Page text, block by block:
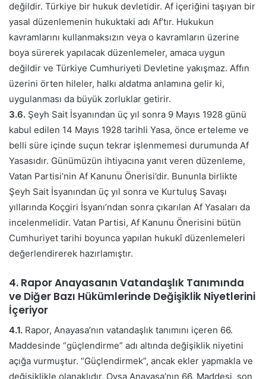
değildir. Türkiye bir hukuk devletidir. Af içeriğini taşıyan bir
yasal düzenlemenin hukuktaki adı Af’tır. Hukukun
kavramlarını kullanmaksızın veya o kavramların üzerine
boya sürerek yapılacak düzenlemeler, amaca uygun
değildir ve Türkiye Cumhuriyeti Devletine yakışmaz. Affın
üzerini örten hileler, halkı aldatma anlamına gelir ki,
uygulanması da büyük zorluklar getirir.
3.6. Şeyh Sait İsyanından üç yıl sonra 9 Mayıs 1928 günü
kabul edilen 14 Mayıs 1928 tarihli Yasa, önce erteleme ve
belli süre içinde suçun tekrar işlenmemesi durumunda Af
Yasasıdır. Günümüzün ihtiyacına yanıt veren düzenleme,
Vatan Partisi’nin Af Kanunu Önerisi’dir. Bununla birlikte
Şeyh Sait İsyanından üç yıl sonra ve Kurtuluş Savaşı
yıllarında Koçgiri İsyanı’ndan sonra çıkarılan Af Yasaları da
incelenmelidir. Vatan Partisi, Af Kanunu Önerisini bütün
Cumhuriyet tarihi boyunca yapılan hukukî düzenlemeleri
değerlendirerek hazırlamıştır.
4. Rapor Anayasanın Vatandaşlık Tanımında
ve Diğer Bazı Hükümlerinde Değişiklik Niyetlerini
İçeriyor
4.1. Rapor, Anayasa’nın vatandaşlık tanımını içeren 66.
Maddesinde “güçlendirme” adı altında değişiklik niyetini
açığa vurmuştur. “Güçlendirmek”, ancak ekler yapmakla ve
değişiklikle olanaklıdır. Oysa Anayasa’nın 66. Maddesi, son